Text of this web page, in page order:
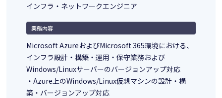
インフラ・ネットワークエンジニア
業務内容
Microsoft AzureおよびMicrosoft 365環境における、
インフラ設計・構築・運用・保守業務および
Windows/Linuxサーバーのバージョンアップ対応
・Azure上のWindows/Linux仮想マシンの設計・構
築・バージョンアップ対応